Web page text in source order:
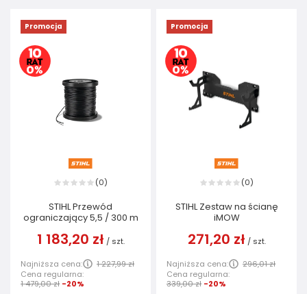
Promocja
(0)
STIHL Przewód
ograniczający 5,5 / 300 m
1 183,20 zł / szt.
Najniższa cena:
1 227,99 zł
Cena regularna:
1 479,00 zł -20%
Promocja
(0)
STIHL Zestaw na ścianę
iMOW
271,20 zł / szt.
Najniższa cena:
296,01 zł
Cena regularna:
339,00 zł -20%